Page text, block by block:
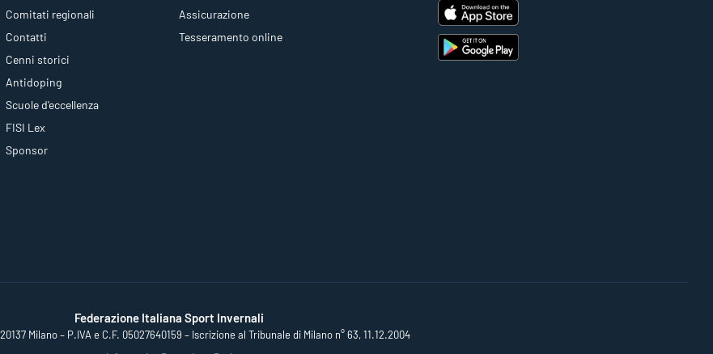
Comitati regionali
Contatti
Cenni storici
Antidoping
Scuole d'eccellenza
FISI Lex
Sponsor
Assicurazione
Tesseramento online
Federazione Italiana Sport Invernali
Milano – P.IVA e C.F. 05027640159 – Iscrizione al Tribunale di Milano n° 63, 11.12.2004